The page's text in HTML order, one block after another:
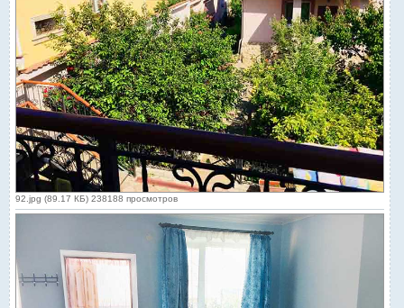
92.jpg (89.17 КБ) 238188 просмотров